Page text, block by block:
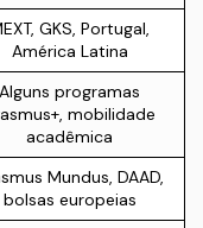
GKS, Portugal,
América Latina
Alguns programas
mobilidade
acadêmica
Mundus, DAAD,
bolsas europeias